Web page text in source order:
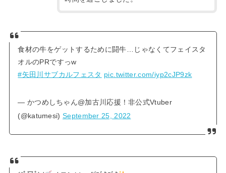
食材の牛をゲットするために闘牛…じゃなくてフェイスタ
オルのPRですっw
#矢田川サブカルフェスタ pic.twitter.com/iyp2cJP9zk
— かつめしちゃん@加古川応援！非公式Vtuber
(@katumesi) September 25, 2022